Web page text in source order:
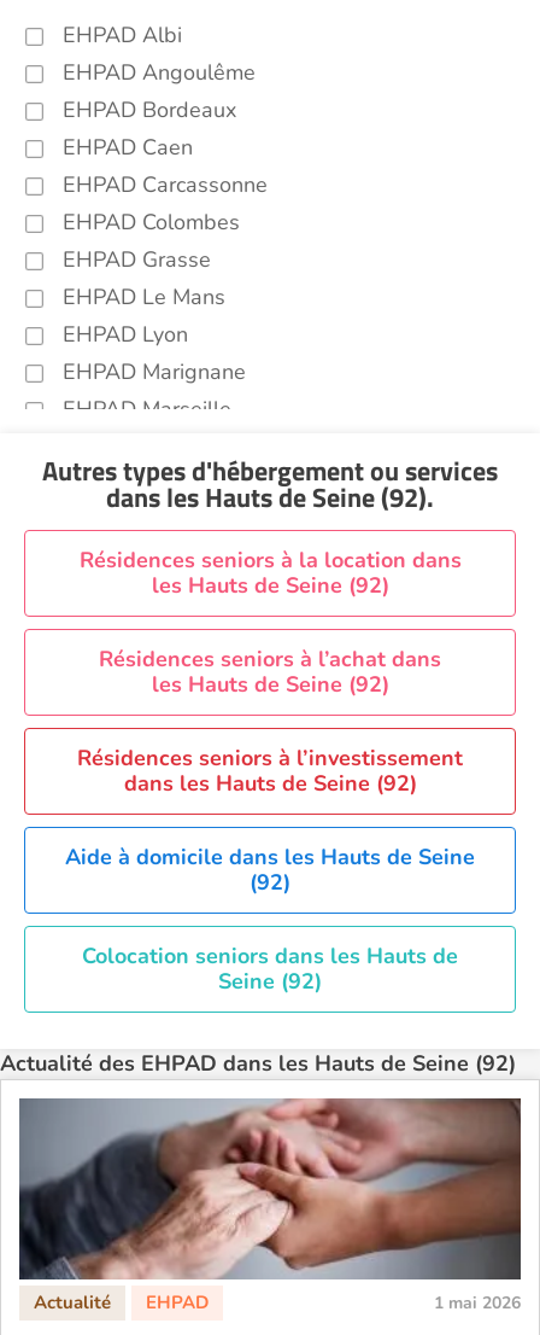
EHPAD Albi
EHPAD Angoulême
EHPAD Bordeaux
EHPAD Caen
EHPAD Carcassonne
EHPAD Colombes
EHPAD Grasse
EHPAD Le Mans
EHPAD Lyon
EHPAD Marignane
EHPAD Marseille
EHPAD Nantes
EHPAD Paris
EHPAD Royan
EHPAD Saint-Etienne
EHPAD Toulouse
EHPAD Tours
EHPAD Troyes
Recherche par ville
Autres types d'hébergement ou services
dans les Hauts de Seine (92).
Résidences seniors à la location dans
les Hauts de Seine (92)
Résidences seniors à l’achat dans
les Hauts de Seine (92)
Résidences seniors à l’investissement
dans les Hauts de Seine (92)
Aide à domicile dans les Hauts de Seine
(92)
Colocation seniors dans les Hauts de
Seine (92)
Actualité des EHPAD dans les Hauts de Seine (92)
1 mai 2026